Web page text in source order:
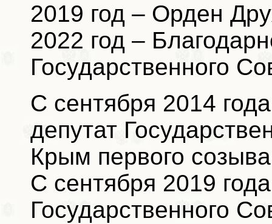
2019 год – Орден
2022 год –
Государственного
С сентября 2014
депутат
Крым первого
С сентября 2019
Государственного